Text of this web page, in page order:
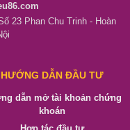
23 Phan Chu Trinh - Hoàn
HƯỚNG DẪN ĐẦU TƯ
dẫn mở tài khoản chứng
khoán